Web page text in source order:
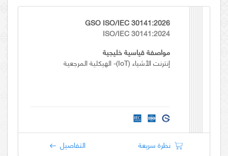
GSO ISO/IEC 30141:2026
ISO/IEC 30141:2024
مواصفة قياسية خليجية
إنترنت الأشياء (IoT)- الهيكلية المرجعية
نظرة سريعة التفاصيل